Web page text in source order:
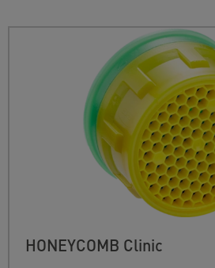
HONEYCOMB Clinic